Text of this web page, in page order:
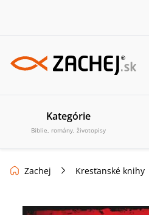
Kategórie
Biblie, romány, životopisy
Zachej Kresťanské knihy